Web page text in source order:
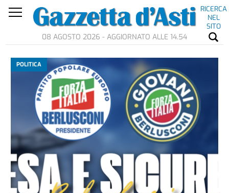
RICERCA
NEL
SITO
08 AGOSTO 2026 - AGGIORNATO ALLE 14.54
POLITICA